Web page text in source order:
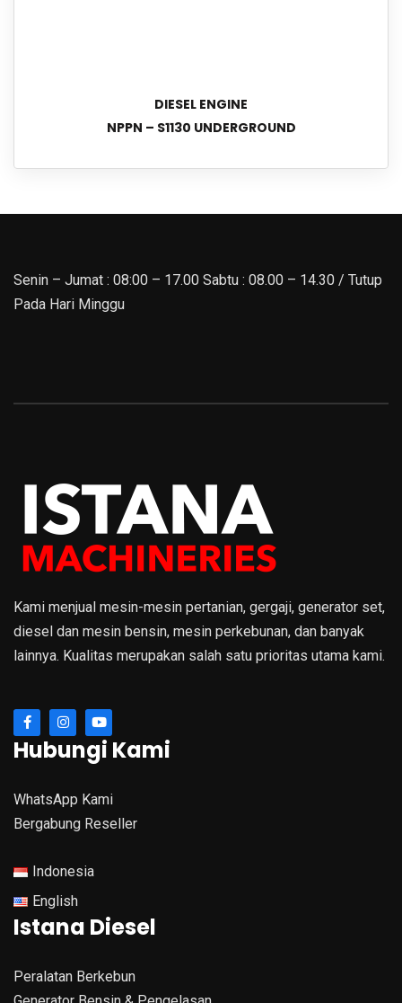
DIESEL ENGINE
NPPN – S1130 UNDERGROUND
Senin – Jumat : 08:00 – 17.00 Sabtu : 08.00 – 14.30 / Tutup
Pada Hari Minggu
Kami menjual mesin-mesin pertanian, gergaji, generator set,
diesel dan mesin bensin, mesin perkebunan, dan banyak
lainnya. Kualitas merupakan salah satu prioritas utama kami.
Hubungi Kami
WhatsApp Kami
Bergabung Reseller
Indonesia
English
Istana Diesel
Peralatan Berkebun